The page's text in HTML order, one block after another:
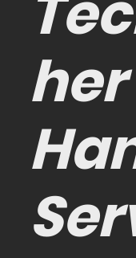
her